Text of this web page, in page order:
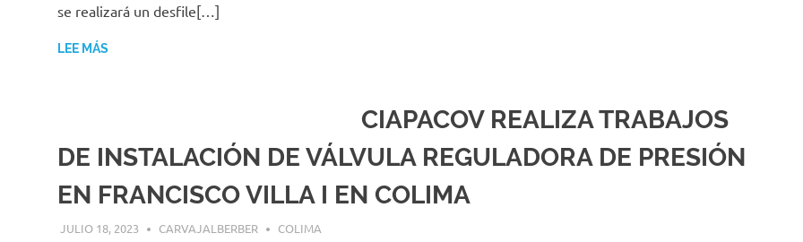
se realizará un desfile[…]
LEE MÁS
CIAPACOV REALIZA TRABAJOS
DE INSTALACIÓN DE VÁLVULA REGULADORA DE PRESIÓN
EN FRANCISCO VILLA I EN COLIMA
JULIO 18, 2023 CARVAJALBERBER COLIMA